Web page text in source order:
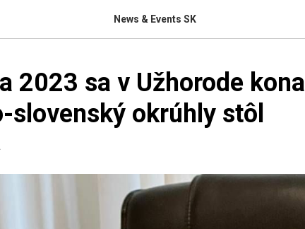
News & Events SK
2023 sa v Užhorode konal
slovenský okrúhly stôl